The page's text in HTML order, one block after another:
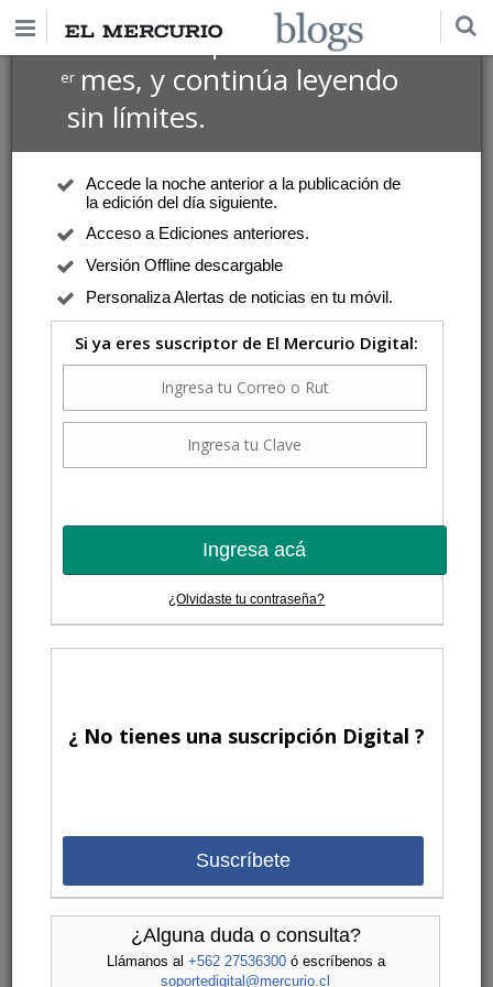
Suscríbete por $1 USD
ermes, y continúa leyendo
sin límites.
Accede la noche anterior a la publicación de
la edición del día siguiente.
Acceso a Ediciones anteriores.
Versión Offline descargable
Personaliza Alertas de noticias en tu móvil.
Si ya eres suscriptor de El Mercurio Digital:
Ingresa acá
¿Olvidaste tu contraseña?
¿ No tienes una suscripción Digital ?
Suscríbete
¿Alguna duda o consulta?
Llámanos al +562 27536300ó escríbenos a
soportedigital@mercurio.cl